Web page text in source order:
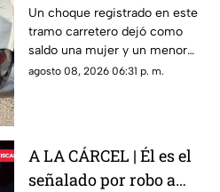
deja una mujer y un
niño mu3rtos en San
Juan del Río
Un choque registrado en este
tramo carretero dejó como
saldo una mujer y un menor
sin vida, además de una
agosto 08, 2026 06:31 p. m.
A LA CÁRCEL | Él es el
señalado por robo a